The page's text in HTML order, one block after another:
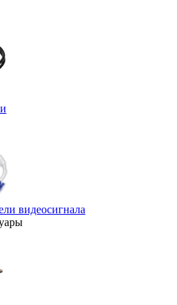
видеосигнала